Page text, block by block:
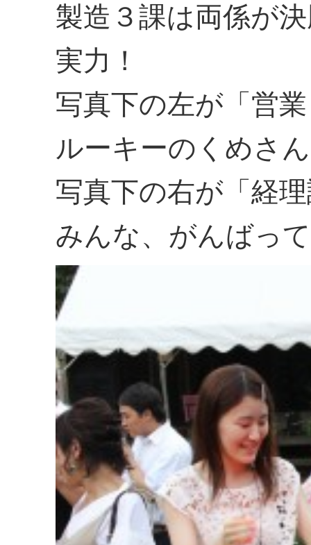
製造３課は両係が
実力！
写真下の左が「営
ルーキーのくめさ
写真下の右が「経
みんな、がんばっ